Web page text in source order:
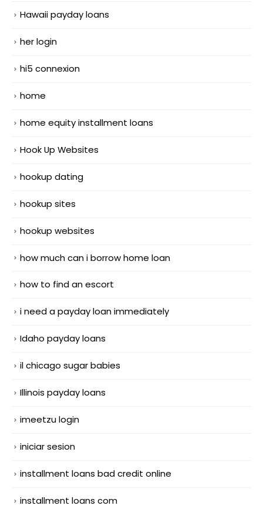
Hawaii payday loans
her login
hi5 connexion
home
home equity installment loans
Hook Up Websites
hookup dating
hookup sites
hookup websites
how much can i borrow home loan
how to find an escort
i need a payday loan immediately
Idaho payday loans
il chicago sugar babies
Illinois payday loans
imeetzu login
iniciar sesion
installment loans bad credit online
installment loans com